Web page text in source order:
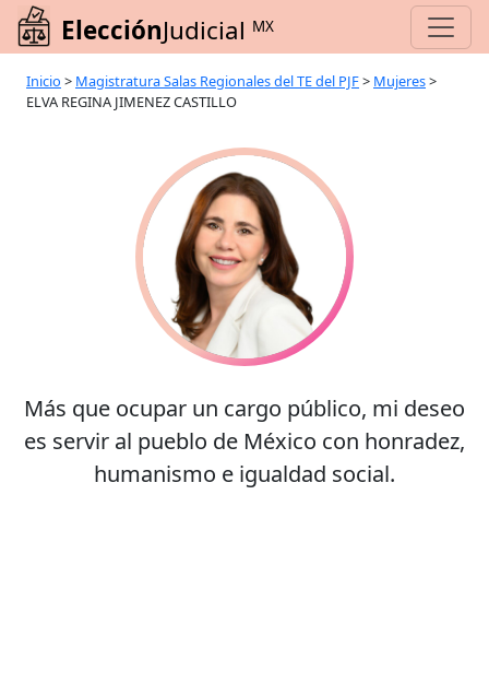
ElecciónJudicial MX
Inicio > Magistratura Salas Regionales del TE del PJF> Mujeres>
ELVA REGINA JIMENEZ CASTILLO
Más que ocupar un cargo público, mi deseo
es servir al pueblo de México con honradez,
humanismo e igualdad social.